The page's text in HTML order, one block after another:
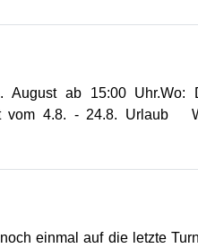
ab 15:00 Uhr.Wo:
vom 4.8. - 24.8. Urlaub
einmal auf die letzte